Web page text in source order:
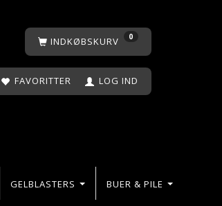
INDKØBSKURV 0
FAVORITTER LOG IND
GELBLASTERS BUER & PILE